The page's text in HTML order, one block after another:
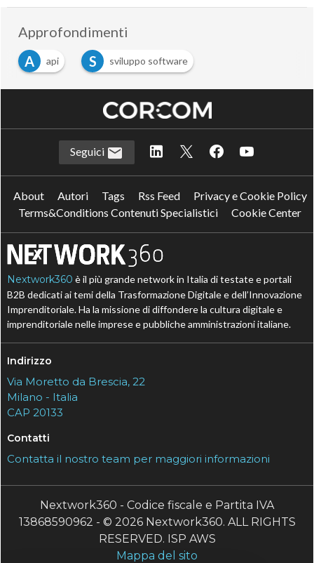
Approfondimenti
A
api S sviluppo software
Seguici
About Autori Tags Rss Feed
Privacy e Cookie Policy
Terms&Conditions Contenuti Specialistici
Cookie Center
Nextwork360 è il più grande network in Italia di testate e portali
B2B dedicati ai temi della Trasformazione Digitale e dell’Innovazione
Imprenditoriale. Ha la missione di diffondere la cultura digitale e
imprenditoriale nelle imprese e pubbliche amministrazioni italiane.
Indirizzo
Via Moretto da Brescia, 22
Milano - Italia
CAP 20133
Contatti
Contatta il nostro team per maggiori informazioni
Nextwork360 - Codice fiscale e Partita IVA
13868590962 - © 2026 Nextwork360. ALL RIGHTS
RESERVED. ISP AWS
Mappa del sito